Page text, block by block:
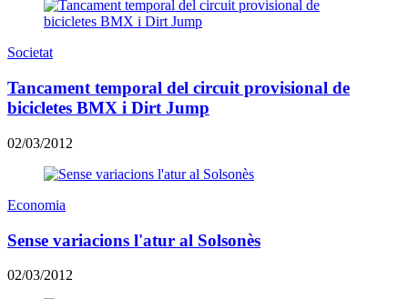
Societat
Tancament temporal del circuit provisional de
bicicletes BMX i Dirt Jump
02/03/2012
Economia
Sense variacions l'atur al Solsonès
02/03/2012